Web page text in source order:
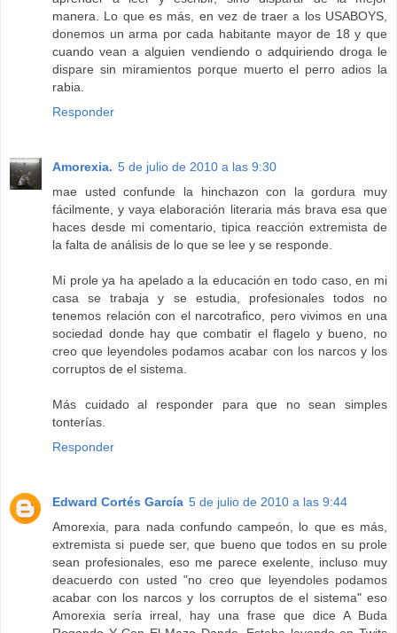
manera. Lo que es más, en vez de traer a los USABOYS,
donemos un arma por cada habitante mayor de 18 y que
cuando vean a alguien vendiendo o adquiriendo droga le
dispare sin miramientos porque muerto el perro adios la
rabia.
Responder
Amorexia. 5 de julio de 2010 a las 9:30
mae usted confunde la hinchazon con la gordura muy
fácilmente, y vaya elaboración literaria más brava esa que
haces desde mi comentario, tipica reacción extremista de
la falta de análisis de lo que se lee y se responde.
Mi prole ya ha apelado a la educación en todo caso, en mi
casa se trabaja y se estudia, profesionales todos no
tenemos relación con el narcotrafico, pero vivimos en una
sociedad donde hay que combatir el flagelo y bueno, no
creo que leyendoles podamos acabar con los narcos y los
corruptos de el sistema.
Más cuidado al responder para que no sean simples
tonterías.
Responder
Edward Cortés García 5 de julio de 2010 a las 9:44
Amorexia, para nada confundo campeón, lo que es más,
extremista si puede ser, que bueno que todos en su prole
sean profesionales, eso me parece exelente, incluso muy
deacuerdo con usted "no creo que leyendoles podamos
acabar con los narcos y los corruptos de el sistema" eso
Amorexia sería irreal, hay una frase que dice A Buda